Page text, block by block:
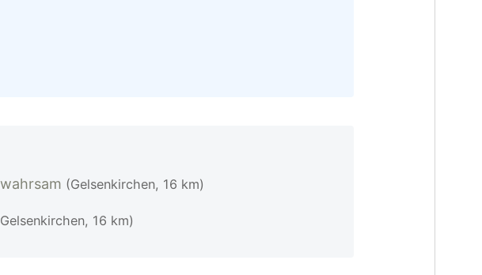
(Gelsenkirchen, 16 km)
16 km)